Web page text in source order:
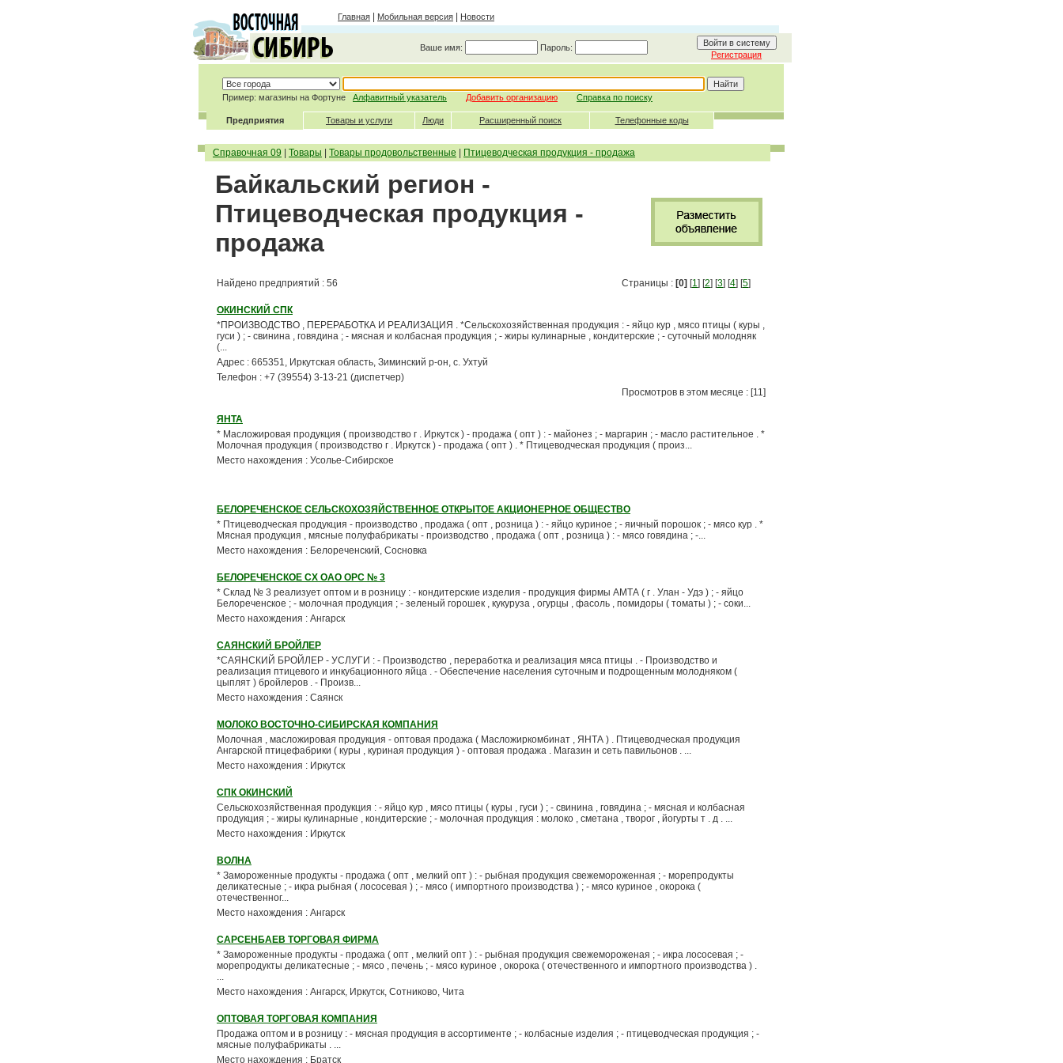
Главная Мобильная версия Новости
Ваше имя: Пароль:
Регистрация
Пример: магазины на Фортуне Алфавитный указатель Добавить организацию Справка по поиску
Предприятия Товары и услуги Люди Расширенный поиск Телефонные коды
Справочная 09 Товары Товары продовольственные Птицеводческая продукция - продажа
Байкальский регион -
Птицеводческая продукция -
продажа
Найдено предприятий : 56 Страницы : [0] [1] [2] [3] [4] [5]
ОКИНСКИЙ СПК
*ПРОИЗВОДСТВО , ПЕРЕРАБОТКА И РЕАЛИЗАЦИЯ . *Сельскохозяйственная продукция : - яйцо кур , мясо птицы ( куры ,
гуси ) ; - свинина , говядина ; - мясная и колбасная продукция ; - жиры кулинарные , кондитерские ; - суточный молодняк
(...
Адрес : 665351, Иркутская область, Зиминский р-он, с. Ухтуй
Телефон : +7 (39554) 3-13-21 (диспетчер)
Просмотров в этом месяце : [11]
ЯНТА
* Масложировая продукция ( производство г . Иркутск ) - продажа ( опт ) : - майонез ; - маргарин ; - масло растительное . *
Молочная продукция ( производство г . Иркутск ) - продажа ( опт ) . * Птицеводческая продукция ( произ...
Место нахождения : Усолье-Сибирское
БЕЛОРЕЧЕНСКОЕ СЕЛЬСКОХОЗЯЙСТВЕННОЕ ОТКРЫТОЕ АКЦИОНЕРНОЕ ОБЩЕСТВО
* Птицеводческая продукция - производство , продажа ( опт , розница ) : - яйцо куриное ; - яичный порошок ; - мясо кур . *
Мясная продукция , мясные полуфабрикаты - производство , продажа ( опт , розница ) : - мясо говядина ; -...
Место нахождения : Белореченский, Сосновка
БЕЛОРЕЧЕНСКОЕ СХ ОАО ОРС № 3
* Склад № 3 реализует оптом и в розницу : - кондитерские изделия - продукция фирмы АМТА ( г . Улан - Удэ ) ; - яйцо
Белореченское ; - молочная продукция ; - зеленый горошек , кукуруза , огурцы , фасоль , помидоры ( томаты ) ; - соки...
Место нахождения : Ангарск
САЯНСКИЙ БРОЙЛЕР
*САЯНСКИЙ БРОЙЛЕР - УСЛУГИ : - Производство , переработка и реализация мяса птицы . - Производство и
реализация птицевого и инкубационного яйца . - Обеспечение населения суточным и подрощенным молодняком (
цыплят ) бройлеров . - Произв...
Место нахождения : Саянск
МОЛОКО ВОСТОЧНО-СИБИРСКАЯ КОМПАНИЯ
Молочная , масложировая продукция - оптовая продажа ( Масложиркомбинат , ЯНТА ) . Птицеводческая продукция
Ангарской птицефабрики ( куры , куриная продукция ) - оптовая продажа . Магазин и сеть павильонов . ...
Место нахождения : Иркутск
СПК ОКИНСКИЙ
Сельскохозяйственная продукция : - яйцо кур , мясо птицы ( куры , гуси ) ; - свинина , говядина ; - мясная и колбасная
продукция ; - жиры кулинарные , кондитерские ; - молочная продукция : молоко , сметана , творог , йогурты т . д . ...
Место нахождения : Иркутск
ВОЛНА
* Замороженные продукты - продажа ( опт , мелкий опт ) : - рыбная продукция свежемороженная ; - морепродукты
деликатесные ; - икра рыбная ( лососевая ) ; - мясо ( импортного производства ) ; - мясо куриное , окорока (
отечественног...
Место нахождения : Ангарск
САРСЕНБАЕВ ТОРГОВАЯ ФИРМА
* Замороженные продукты - продажа ( опт , мелкий опт ) : - рыбная продукция свежемороженая ; - икра лососевая ; -
морепродукты деликатесные ; - мясо , печень ; - мясо куриное , окорока ( отечественного и импортного производства ) .
...
Место нахождения : Ангарск, Иркутск, Сотниково, Чита
ОПТОВАЯ ТОРГОВАЯ КОМПАНИЯ
Продажа оптом и в розницу : - мясная продукция в ассортименте ; - колбасные изделия ; - птицеводческая продукция ; -
мясные полуфабрикаты . ...
Место нахождения : Братск